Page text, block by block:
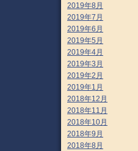
2019年8月
2019年7月
2019年6月
2019年5月
2019年4月
2019年3月
2019年2月
2019年1月
2018年12月
2018年11月
2018年10月
2018年9月
2018年8月